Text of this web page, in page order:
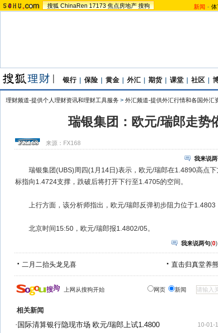
搜狐 ChinaRen 17173 焦点房地产 搜狗 新闻 -
银行 | 保险 | 黄金 | 外汇 | 期货 | 课堂 | 社区 |
理财频道-提供个人理财资讯和理财工具服务 > 外汇频道-提供外汇行情和各国外汇
瑞银集团：欧元/瑞郎走势
来源： FX168
我来说
瑞银集团(UBS)周四(1月14日)表示，欧元/瑞郎在1.4890高点下
标指向1.4724支撑，跌破后将打开下行至1.4705的空间。
上行方面，该分析师指出，欧元/瑞郎反弹初步阻力位于1.4803
北京时间15:50，欧元/瑞郎报1.4802/05。
我来说两句(0)
二月二抬头龙见喜 直击归真堂养
上网从搜狗开始 网页 新闻
相关新闻
10-01-
· 国际清算银行隐现市场 欧元/瑞郎上试1.4800